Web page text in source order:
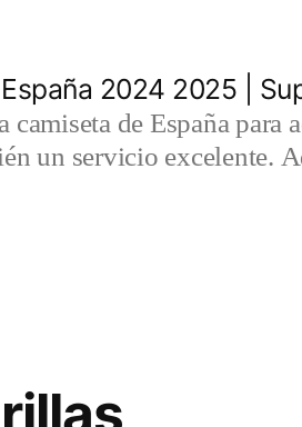
2024 2025 |
de España para
un servicio excelente.